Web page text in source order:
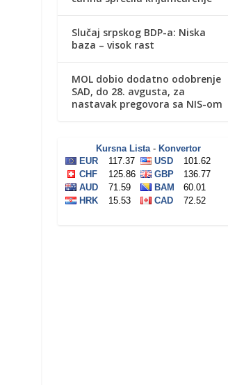
Slučaj srpskog BDP-a: Niska
baza – visok rast
MOL dobio dodatno odobrenje
SAD, do 28. avgusta, za
nastavak pregovora sa NIS-om